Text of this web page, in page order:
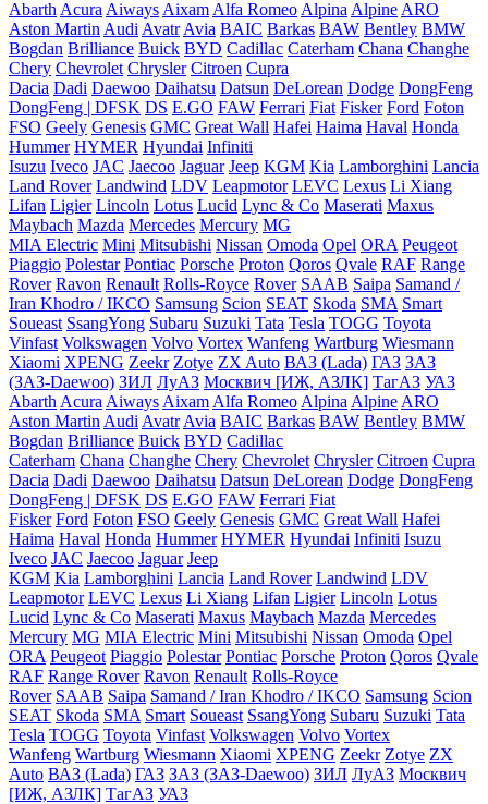
Abarth Acura Aiways Aixam Alfa Romeo Alpina Alpine ARO
Aston Martin Audi Avatr Avia BAIC Barkas BAW Bentley BMW
Bogdan Brilliance Buick BYD Cadillac Caterham Chana Changhe
Chery Chevrolet Chrysler Citroen Cupra
Dacia Dadi Daewoo Daihatsu Datsun DeLorean Dodge DongFeng
DongFeng | DFSK DS E.GO FAW Ferrari Fiat Fisker Ford Foton
FSO Geely Genesis GMC Great Wall Hafei Haima Haval Honda
Hummer HYMER Hyundai Infiniti
Isuzu Iveco JAC Jaecoo Jaguar Jeep KGM Kia Lamborghini Lancia
Land Rover Landwind LDV Leapmotor LEVC Lexus Li Xiang
Lifan Ligier Lincoln Lotus Lucid Lync & Co Maserati Maxus
Maybach Mazda Mercedes Mercury MG
MIA Electric Mini Mitsubishi Nissan Omoda Opel ORA Peugeot
Piaggio Polestar Pontiac Porsche Proton Qoros Qvale RAF Range
Rover Ravon Renault Rolls-Royce Rover SAAB Saipa Samand /
Iran Khodro / IKCO Samsung Scion SEAT Skoda SMA Smart
Soueast SsangYong Subaru Suzuki Tata Tesla TOGG Toyota
Vinfast Volkswagen Volvo Vortex Wanfeng Wartburg Wiesmann
Xiaomi XPENG Zeekr Zotye ZX Auto ВАЗ (Lada) ГАЗ ЗАЗ
(ЗАЗ-Daewoo) ЗИЛ ЛуАЗ Москвич [ИЖ, АЗЛК] ТагАЗ УАЗ
Abarth Acura Aiways Aixam Alfa Romeo Alpina Alpine ARO
Aston Martin Audi Avatr Avia BAIC Barkas BAW Bentley BMW
Bogdan Brilliance Buick BYD Cadillac
Caterham Chana Changhe Chery Chevrolet Chrysler Citroen Cupra
Dacia Dadi Daewoo Daihatsu Datsun DeLorean Dodge DongFeng
DongFeng | DFSK DS E.GO FAW Ferrari Fiat
Fisker Ford Foton FSO Geely Genesis GMC Great Wall Hafei
Haima Haval Honda Hummer HYMER Hyundai Infiniti Isuzu
Iveco JAC Jaecoo Jaguar Jeep
KGM Kia Lamborghini Lancia Land Rover Landwind LDV
Leapmotor LEVC Lexus Li Xiang Lifan Ligier Lincoln Lotus
Lucid Lync & Co Maserati Maxus Maybach Mazda Mercedes
Mercury MG MIA Electric Mini Mitsubishi Nissan Omoda Opel
ORA Peugeot Piaggio Polestar Pontiac Porsche Proton Qoros Qvale
RAF Range Rover Ravon Renault Rolls-Royce
Rover SAAB Saipa Samand / Iran Khodro / IKCO Samsung Scion
SEAT Skoda SMA Smart Soueast SsangYong Subaru Suzuki Tata
Tesla TOGG Toyota Vinfast Volkswagen Volvo Vortex
Wanfeng Wartburg Wiesmann Xiaomi XPENG Zeekr Zotye ZX
Auto ВАЗ (Lada) ГАЗ ЗАЗ (ЗАЗ-Daewoo) ЗИЛ ЛуАЗ Москвич
[ИЖ, АЗЛК] ТагАЗ УАЗ